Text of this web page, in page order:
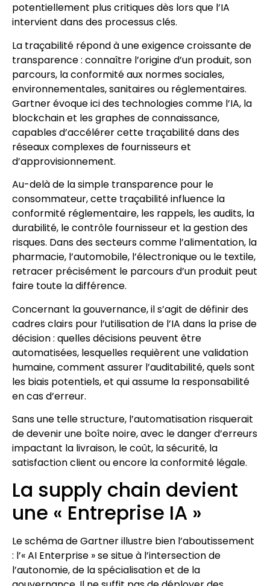
potentiellement plus critiques dès lors que l’IA
intervient dans des processus clés.
La traçabilité répond à une exigence croissante de
transparence : connaître l’origine d’un produit, son
parcours, la conformité aux normes sociales,
environnementales, sanitaires ou réglementaires.
Gartner évoque ici des technologies comme l’IA, la
blockchain et les graphes de connaissance,
capables d’accélérer cette traçabilité dans des
réseaux complexes de fournisseurs et
d’approvisionnement.
Au-delà de la simple transparence pour le
consommateur, cette traçabilité influence la
conformité réglementaire, les rappels, les audits, la
durabilité, le contrôle fournisseur et la gestion des
risques. Dans des secteurs comme l’alimentation, la
pharmacie, l’automobile, l’électronique ou le textile,
retracer précisément le parcours d’un produit peut
faire toute la différence.
Concernant la gouvernance, il s’agit de définir des
cadres clairs pour l’utilisation de l’IA dans la prise de
décision : quelles décisions peuvent être
automatisées, lesquelles requièrent une validation
humaine, comment assurer l’auditabilité, quels sont
les biais potentiels, et qui assume la responsabilité
en cas d’erreur.
Sans une telle structure, l’automatisation risquerait
de devenir une boîte noire, avec le danger d’erreurs
impactant la livraison, le coût, la sécurité, la
satisfaction client ou encore la conformité légale.
La supply chain devient
une « Entreprise IA »
Le schéma de Gartner illustre bien l’aboutissement
: l’« AI Enterprise » se situe à l’intersection de
l’autonomie, de la spécialisation et de la